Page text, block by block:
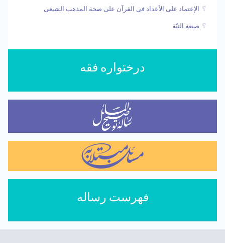
الإعتماد علی الأعداد فی القرآن علی صحة المذهب الشیعی
صیغة النیّة
درختواره فقه
فهرست رساله